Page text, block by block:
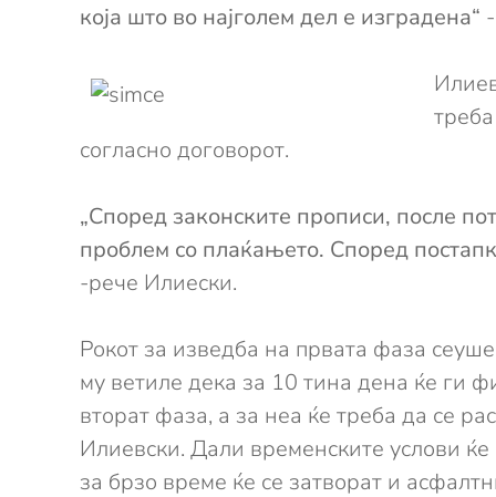
која што во најголем дел е изградена“
согласно договорот.
„Според законските прописи, после
проблем со плаќањето. Според
-рече Илиески.
Рокот за изведба на првата фаза
му ветиле дека за 10 тина дена ќе ги
вторат фаза, а за неа ќе треба да се
Илиевски. Дали временските услови
за брзо време ќе се затворат и